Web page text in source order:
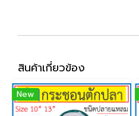
สินค้าเกี่ยวข้อง
New